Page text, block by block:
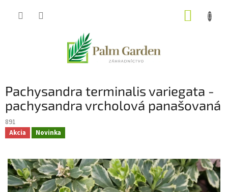
Pachysandra terminalis variegata -
pachysandra vrcholová panašovaná
891
Akcia Novinka